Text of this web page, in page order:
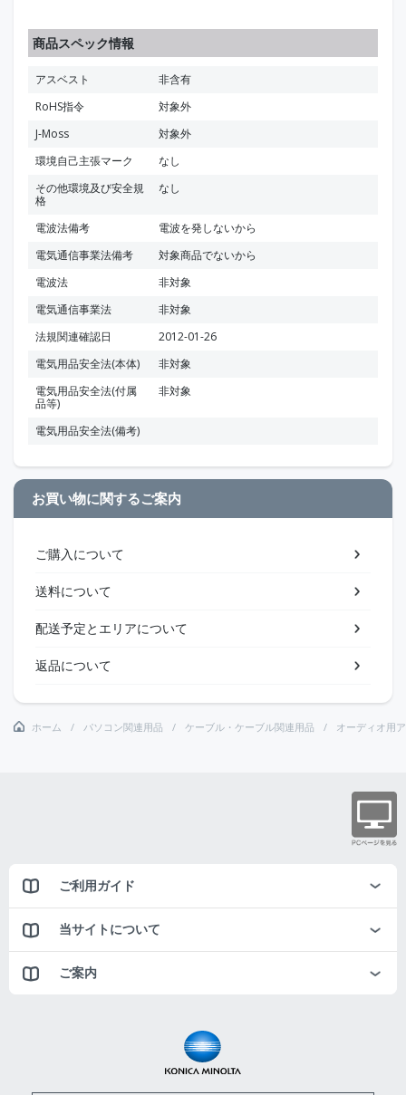
商品スペック情報
アスベスト
非含有
RoHS指令
対象外
J-Moss
対象外
環境自己主張マーク
なし
その他環境及び安全規
格
なし
電波法備考
電波を発しないから
電気通信事業法備考
対象商品でないから
電波法
非対象
電気通信事業法
非対象
法規関連確認日
2012-01-26
電気用品安全法(本体)
非対象
電気用品安全法(付属
品等)
非対象
電気用品安全法(備考)
お買い物に関するご案内
ご購入について
送料について
配送予定とエリアについて
返品について
ホーム パソコン関連用品 ケーブル・ケーブル関連用品 オーディオ用
ご利用ガイド
当サイトについて
ご案内